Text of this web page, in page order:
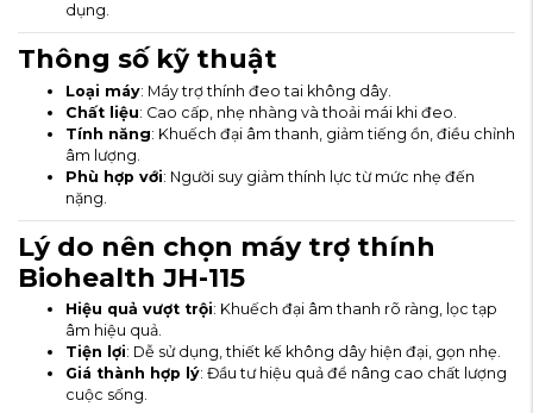
dụng.
Thông số kỹ thuật
Loại máy: Máy trợ thính đeo tai không dây.
Chất liệu: Cao cấp, nhẹ nhàng và thoải mái khi đeo.
Tính năng: Khuếch đại âm thanh, giảm tiếng ồn, điều chỉnh
âm lượng.
Phù hợp với: Người suy giảm thính lực từ mức nhẹ đến
nặng.
Lý do nên chọn máy trợ thính
Biohealth JH-115
Hiệu quả vượt trội: Khuếch đại âm thanh rõ ràng, lọc tạp
âm hiệu quả.
Tiện lợi: Dễ sử dụng, thiết kế không dây hiện đại, gọn nhẹ.
Giá thành hợp lý: Đầu tư hiệu quả để nâng cao chất lượng
cuộc sống.